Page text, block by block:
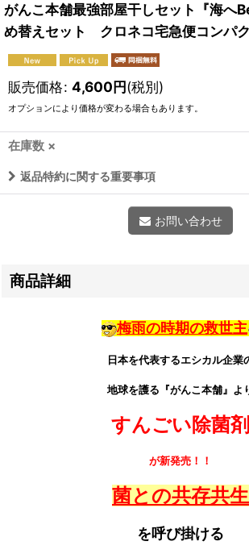
がんこ本舗最強部屋干しセット『海
め替えセット クロネコ宅急便コンパ
販売価格: 4,600円(税別)
オプションにより価格が変わる場合もあります。
在庫数 ×
返品特約に関する重要事項
お問い合わせ
商品詳細
梅雨の時期の救世主
日本を代表するエシカル企業
地球を護る『がんこ本舗』よ
すんごい除菌剤
が新発売！！
菌との共存共生
を呼び掛ける